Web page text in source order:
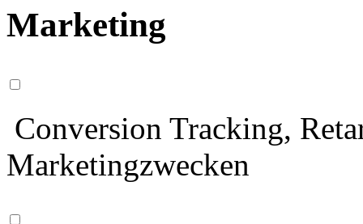
Marketing
Conversion Tracking,
Marketingzwecken